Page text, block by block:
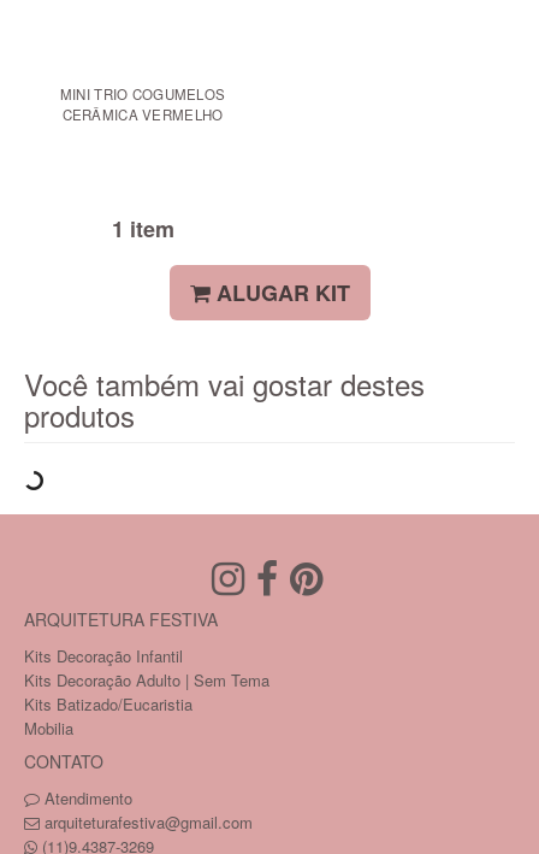
MINI TRIO COGUMELOS
CERÂMICA VERMELHO
1 item
ALUGAR KIT
Você também vai gostar destes
produtos
ARQUITETURA FESTIVA
Kits Decoração Infantil
Kits Decoração Adulto | Sem Tema
Kits Batizado/Eucaristia
Mobilia
CONTATO
Atendimento
arquiteturafestiva@gmail.com
(11)9.4387-3269